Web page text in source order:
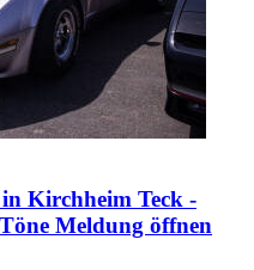
Kirchheim Teck -
Meldung öffnen